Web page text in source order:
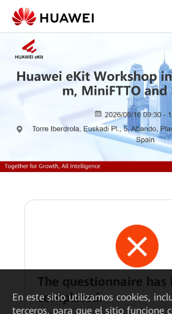
The questionnaire has
completed.
En este sitio utilizamos cookies,
terceros, para que el sitio funcione